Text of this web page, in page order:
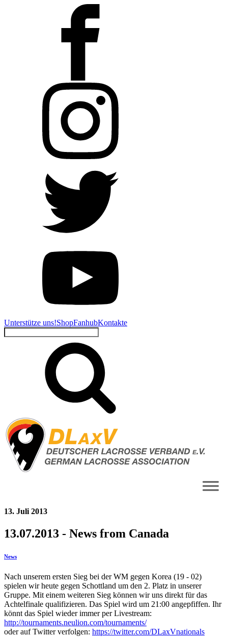
Unterstütze uns!ShopFanhubKontakte
Suchen
13. Juli 2013
13.07.2013 - News from Canada
News
Nach unserem ersten Sieg bei der WM gegen Korea (19 - 02)
spielen wir heute gegen Schottland um den 2. Platz in unserer
Gruppe. Mit einem weiteren Sieg können wir uns direkt für das
Achtelfinale qualifizieren. Das Spiel wird um 21:00 angepfiffen. Ihr
könnt das Spiel wieder immer per Livestream:
http://tournaments.neulion.com/tournaments/
oder auf Twitter verfolgen: https://twitter.com/DLaxVnationals